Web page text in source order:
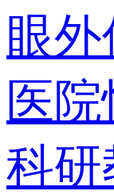
眼
医
科研